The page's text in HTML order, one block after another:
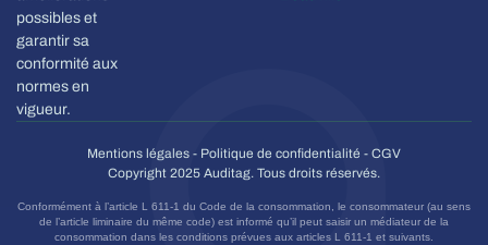
possibles et
garantir sa
conformité aux
normes en
vigueur.
Mentions légales - Politique de confidentialité - CGV
Copyright 2025 Auditag. Tous droits réservés.
Conformément à l’article L 611-1 du Code de la consommation, le consommateur (au sens
de l’article liminaire du même code) est informé qu’il peut saisir un médiateur de la
consommation dans les conditions prévues aux articles L 611-1 et suivants.